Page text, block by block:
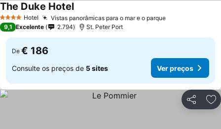
4 EstrelasHotel Vistas panorâmicas para o mar e o parque
The Duke Hotel
9,1 Excelente 2.794 St. Peter Port
De € 186
Consulte os preços de 5 sites Ver preços
Partilhar